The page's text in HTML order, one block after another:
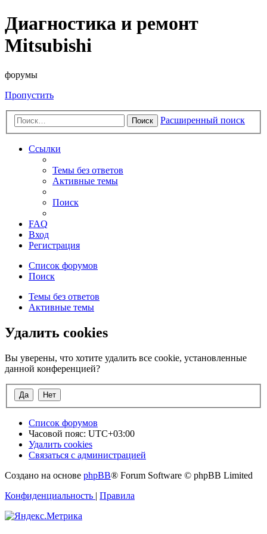
Диагностика и ремонт
Mitsubishi
форумы
Пропустить
Поиск Расширенный поиск
Ссылки
Темы без ответов
Активные темы
Поиск
FAQ
Вход
Регистрация
Список форумов
Поиск
Темы без ответов
Активные темы
Удалить cookies
Вы уверены, что хотите удалить все cookie, установленные
данной конференцией?
Список форумов
Часовой пояс: UTC+03:00
Удалить cookies
Связаться с администрацией
Создано на основе phpBB® Forum Software © phpBB Limited
Конфиденциальность | Правила